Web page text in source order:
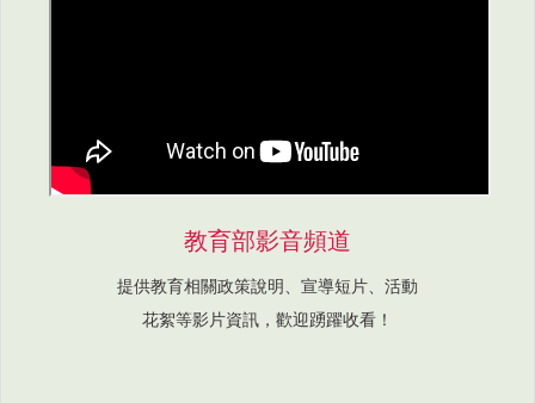
教育部影音頻道
提供教育相關政策說明、宣導短片、活動
花絮等影片資訊，歡迎踴躍收看！